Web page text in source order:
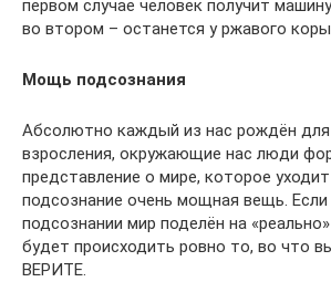
первом случае человек получит
во втором – останется у ржавого
Мощь подсознания
Абсолютно каждый из нас рождён
взросления, окружающие нас люди
представление о мире, которое
подсознание очень мощная вещь.
подсознании мир поделён на
будет происходить ровно то, во что
ВЕРИТЕ.